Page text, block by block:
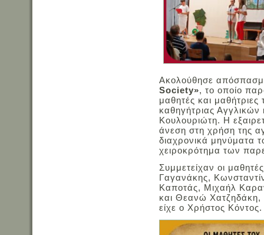
Ακολούθησε
Society», το οποίο
μαθητές και μαθήτριες
καθηγήτριας Αγγλικών
Κουλουριώτη. Η
άνεση στη χρήση της
διαχρονικά μηνύματα
χειροκρότημα των
Συμμετείχαν οι
Γαγανάκης,
Καποτάς, Μιχαήλ
και Θεανώ Χατζηδάκη,
είχε ο Χρήστος Κόντος.